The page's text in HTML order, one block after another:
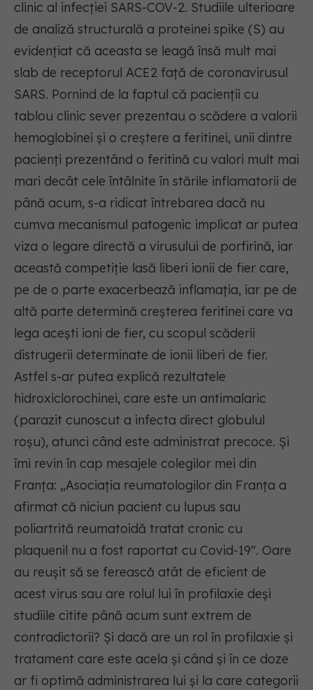
clinic al infecției SARS-COV-2. Studiile ulterioare
de analiză structurală a proteinei spike (S) au
evidențiat că aceasta se leagă însă mult mai
slab de receptorul ACE2 față de coronavirusul
SARS. Pornind de la faptul că pacienții cu
tablou clinic sever prezentau o scădere a valorii
hemoglobinei și o creștere a feritinei, unii dintre
pacienți prezentând o feritină cu valori mult mai
mari decât cele întâlnite în stările inflamatorii de
până acum, s-a ridicat întrebarea dacă nu
cumva mecanismul patogenic implicat ar putea
viza o legare directă a virusului de porfirină, iar
această competiție lasă liberi ionii de fier care,
pe de o parte exacerbează inflamația, iar pe de
altă parte determină creșterea feritinei care va
lega acești ioni de fier, cu scopul scăderii
distrugerii determinate de ionii liberi de fier.
Astfel s-ar putea explică rezultatele
hidroxiclorochinei, care este un antimalaric
(parazit cunoscut a infecta direct globulul
roșu), atunci când este administrat precoce. Și
îmi revin în cap mesajele colegilor mei din
Franța: „Asociația reumatologilor din Franța a
afirmat că niciun pacient cu lupus sau
poliartrită reumatoidă tratat cronic cu
plaquenil nu a fost raportat cu Covid-19". Oare
au reușit să se ferească atât de eficient de
acest virus sau are rolul lui în profilaxie deși
studiile citite până acum sunt extrem de
contradictorii? Și dacă are un rol în profilaxie și
tratament care este acela și când și în ce doze
ar fi optimă administrarea lui și la care categorii